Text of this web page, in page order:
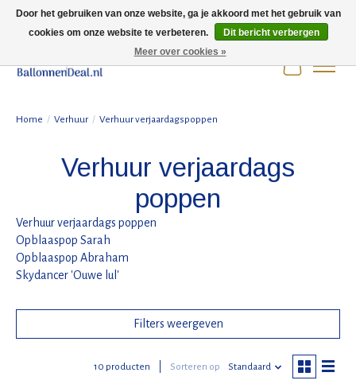
Wij zijn gesloten t/m 3 augustus i.v.m. de zomervakantie.
Home / Verhuur / Verhuur verjaardagspoppen
Verhuur verjaardags
poppen
Verhuur verjaardags poppen
Opblaaspop Sarah
Opblaaspop Abraham
Skydancer 'Ouwe lul'
Filters weergeven
10 producten Sorteren op Standaard
Door het gebruiken van onze website, ga je akkoord met het gebruik van
cookies om onze website te verbeteren.
Dit bericht verbergen
Meer over cookies »